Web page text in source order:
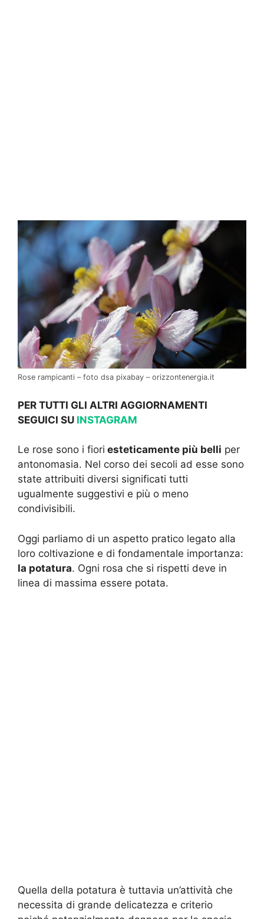
Rose rampicanti – foto dsa pixabay – orizzontenergia.it
PER TUTTI GLI ALTRI AGGIORNAMENTI
SEGUICI SU INSTAGRAM
Le rose sono i fiori esteticamente più belli per
antonomasia. Nel corso dei secoli ad esse sono
state attribuiti diversi significati tutti
ugualmente suggestivi e più o meno
condivisibili.
Oggi parliamo di un aspetto pratico legato alla
loro coltivazione e di fondamentale importanza:
la potatura. Ogni rosa che si rispetti deve in
linea di massima essere potata.
Quella della potatura è tuttavia un’attività che
necessita di grande delicatezza e criterio